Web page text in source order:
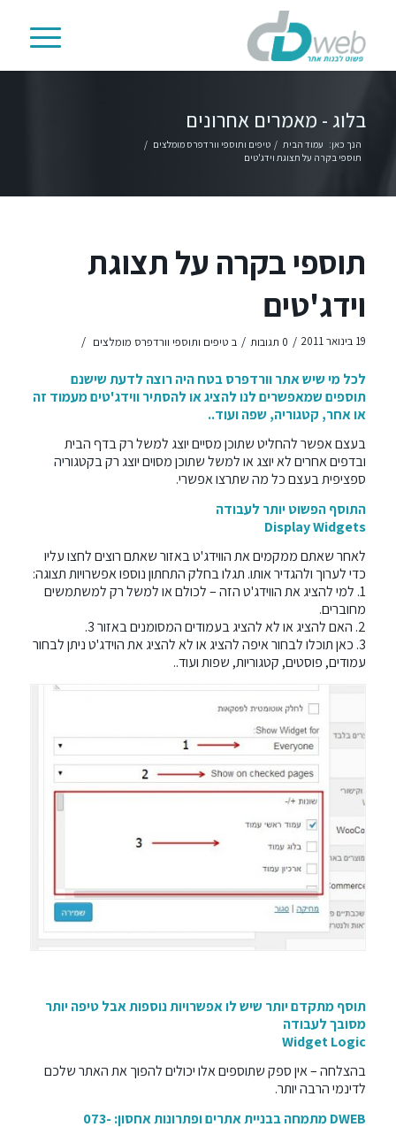
בלוג - מאמרים אחרונים
הנך כאן: עמוד הבית / טיפים ותוספי וורדפרס מומלצים /
תוספי בקרה על תצוגת וידג'טים
תוספי בקרה על תצוגת
וידג'טים
19 בינואר 2011 / 0 תגובות / ב טיפים ותוספי וורדפרס מומלצים /
לכל מי שיש אתר וורדפרס בטח היה רוצה לדעת שישנם
תוספים שמאפשרים לנו להציג או להסתיר ווידג'טים מעמוד זה
או אחר, קטגוריה, שפה ועוד..
בעצם אפשר להחליט שתוכן מסיים יוצג למשל רק בדף הבית
ובדפים אחרים לא יוצג או למשל שתוכן מסוים יוצג רק בקטגוריה
ספציפית בעצם כל מה שתרצו אפשרי.
התוסף הפשוט יותר לעבודה
Display Widgets
לאחר שאתם ממקמים את הווידג'ט באזור שאתם רוצים לחצו עליו
כדי לערוך ולהגדיר אותו. תגלו בחלק התחתון נוספו אפשרויות תצוגה:
1. למי להציג את הווידג'ט הזה – לכולם או למשל רק למשתמשים
מחוברים.
2. האם להציג או לא להציג בעמודים המסומנים באזור 3.
3. כאן תוכלו לבחור איפה להציג או לא להציג את הוידג'ט ניתן לבחור
עמודים, פוסטים, קטגוריות, שפות ועוד..
תוסף מתקדם יותר שיש לו אפשרויות נוספות אבל טיפה יותר
מסובך לעבודה
Widget Logic
בהצלחה – אין ספק שתוספים אלו יכולים להפוך את האתר שלכם
לדינמי הרבה יותר.
DWEB מתמחה
בבניית אתרים
ופתרונות אחסון: 073-